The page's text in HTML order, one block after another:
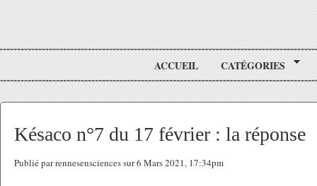
ACCUEIL CATÉGORIES
Késaco n°7 du 17 février : la réponse
Publié par rennesensciences sur 6 Mars 2021, 17:34pm